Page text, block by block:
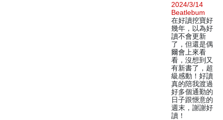
2024/3/14
Beatlebum
在好讀挖寶好
幾年，以為好
讀不會更新
了，但還是偶
爾會上來看
看，沒想到又
有新書了，超
級感動！好讀
真的陪我渡過
好多個通勤的
日子跟愜意的
週末，謝謝好
讀！